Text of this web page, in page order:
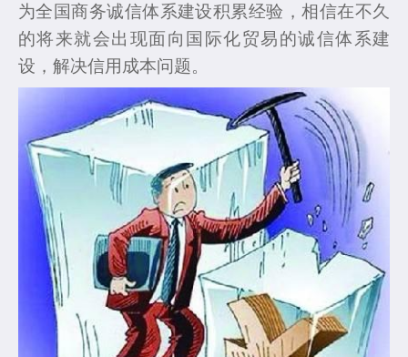
为全国商务诚信体系建设积累经验，相信在不久
的将来就会出现面向国际化贸易的诚信体系建
设，解决信用成本问题。